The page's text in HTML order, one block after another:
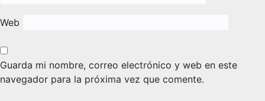
Web
Guarda mi nombre, correo electrónico y web en este
navegador para la próxima vez que comente.